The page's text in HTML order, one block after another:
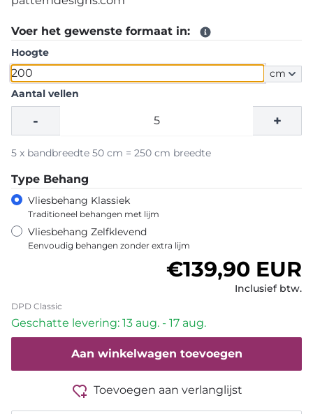
Voer het gewenste formaat in:
Hoogte
cm
Aantal vellen
- +
5 x bandbreedte 50 cm = 250 cm breedte
Type Behang
Vliesbehang Klassiek
Traditioneel behangen met lijm
Vliesbehang Zelfklevend
Eenvoudig behangen zonder extra lijm
Normale prijs
€139,90 EUR
Inclusief btw.
DPD Classic
Geschatte levering: 13 aug. - 17 aug.
Aan winkelwagen toevoegen
Toevoegen aan verlanglijst